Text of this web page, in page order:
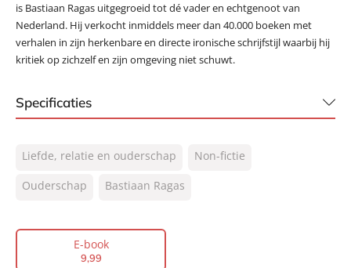
is Bastiaan Ragas uitgegroeid tot dé vader en echtgenoot van
Nederland. Hij verkocht inmiddels meer dan 40.000 boeken met
verhalen in zijn herkenbare en directe ironische schrijfstijl waarbij hij
kritiek op zichzelf en zijn omgeving niet schuwt.
Specificaties
NUR:
850
Type:
E-book
Prijs:
9,99
Aantal pagina's:
Liefde, relatie en ouderschap
Non-fictie
Ouderschap
Bastiaan Ragas
E-book
9,99